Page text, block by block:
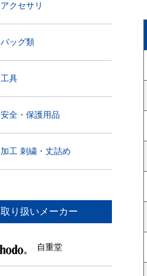
アクセサリ
バッグ類
工具
安全・保護用品
加工 刺繍・丈詰め
取り扱いメーカー
自重堂